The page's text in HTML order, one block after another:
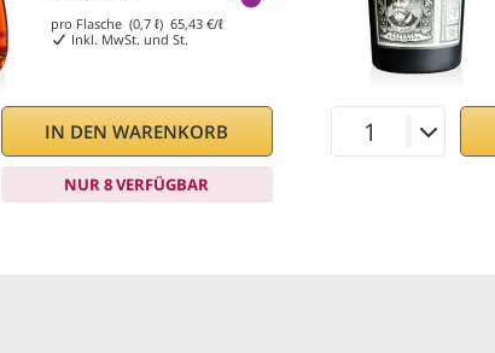
pro Flasche (0,7 ℓ)65,43 €/ℓ
Inkl. MwSt. und St.
IN DEN WARENKORB
NUR 8 VERFÜGBAR